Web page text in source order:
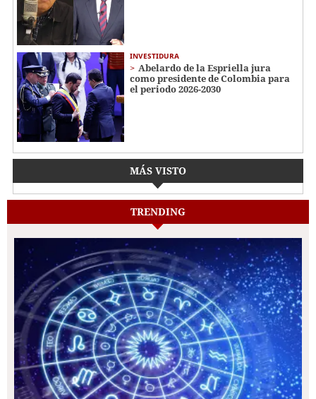
INVESTIDURA
Abelardo de la Espriella jura
como presidente de Colombia para
el periodo 2026-2030
MÁS VISTO
TRENDING